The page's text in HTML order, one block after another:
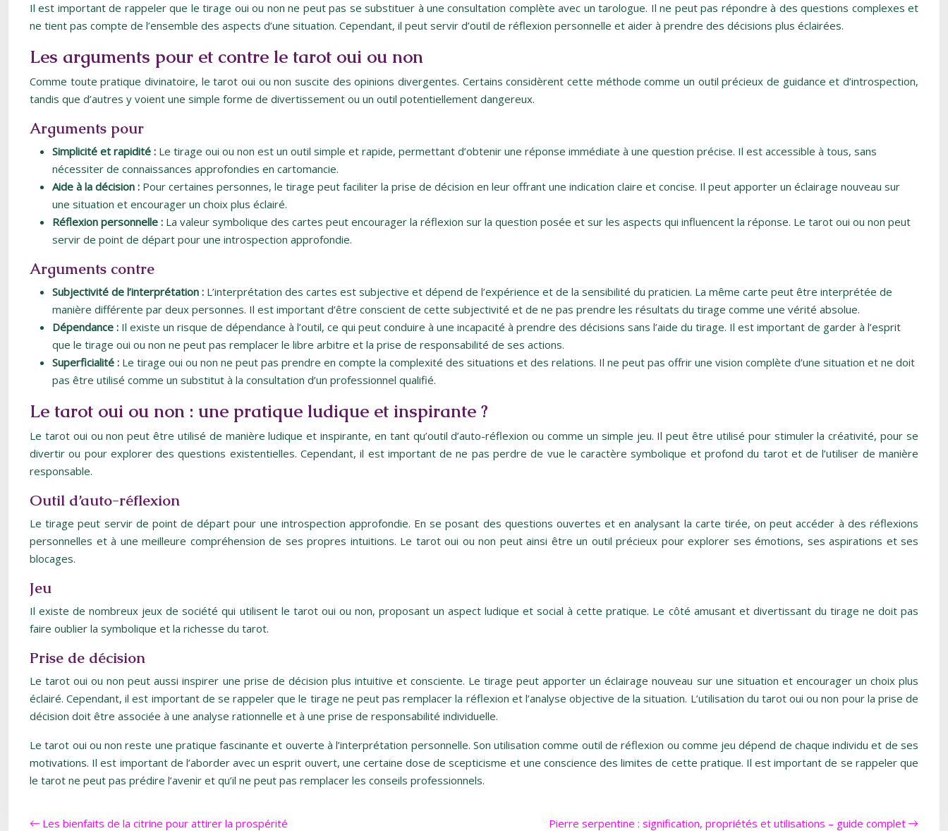
Il est important de rappeler que le tirage oui ou non ne peut pas se substituer à une consultation complète avec un tarologue. Il ne peut pas répondre à des questions complexes et
ne tient pas compte de l’ensemble des aspects d’une situation. Cependant, il peut servir d’outil de réflexion personnelle et aider à prendre des décisions plus éclairées.
Les arguments pour et contre le tarot oui ou non
Comme toute pratique divinatoire, le tarot oui ou non suscite des opinions divergentes. Certains considèrent cette méthode comme un outil précieux de guidance et d’introspection,
tandis que d’autres y voient une simple forme de divertissement ou un outil potentiellement dangereux.
Arguments pour
Simplicité et rapidité : Le tirage oui ou non est un outil simple et rapide, permettant d’obtenir une réponse immédiate à une question précise. Il est accessible à tous, sans
nécessiter de connaissances approfondies en cartomancie.
Aide à la décision : Pour certaines personnes, le tirage peut faciliter la prise de décision en leur offrant une indication claire et concise. Il peut apporter un éclairage nouveau sur
une situation et encourager un choix plus éclairé.
Réflexion personnelle : La valeur symbolique des cartes peut encourager la réflexion sur la question posée et sur les aspects qui influencent la réponse. Le tarot oui ou non peut
servir de point de départ pour une introspection approfondie.
Arguments contre
Subjectivité de l’interprétation : L’interprétation des cartes est subjective et dépend de l’expérience et de la sensibilité du praticien. La même carte peut être interprétée de
manière différente par deux personnes. Il est important d’être conscient de cette subjectivité et de ne pas prendre les résultats du tirage comme une vérité absolue.
Dépendance : Il existe un risque de dépendance à l’outil, ce qui peut conduire à une incapacité à prendre des décisions sans l’aide du tirage. Il est important de garder à l’esprit
que le tirage oui ou non ne peut pas remplacer le libre arbitre et la prise de responsabilité de ses actions.
Superficialité : Le tirage oui ou non ne peut pas prendre en compte la complexité des situations et des relations. Il ne peut pas offrir une vision complète d’une situation et ne doit
pas être utilisé comme un substitut à la consultation d’un professionnel qualifié.
Le tarot oui ou non : une pratique ludique et inspirante ?
Le tarot oui ou non peut être utilisé de manière ludique et inspirante, en tant qu’outil d’auto-réflexion ou comme un simple jeu. Il peut être utilisé pour stimuler la créativité, pour se
divertir ou pour explorer des questions existentielles. Cependant, il est important de ne pas perdre de vue le caractère symbolique et profond du tarot et de l’utiliser de manière
responsable.
Outil d’auto-réflexion
Le tirage peut servir de point de départ pour une introspection approfondie. En se posant des questions ouvertes et en analysant la carte tirée, on peut accéder à des réflexions
personnelles et à une meilleure compréhension de ses propres intuitions. Le tarot oui ou non peut ainsi être un outil précieux pour explorer ses émotions, ses aspirations et ses
blocages.
Jeu
Il existe de nombreux jeux de société qui utilisent le tarot oui ou non, proposant un aspect ludique et social à cette pratique. Le côté amusant et divertissant du tirage ne doit pas
faire oublier la symbolique et la richesse du tarot.
Prise de décision
Le tarot oui ou non peut aussi inspirer une prise de décision plus intuitive et consciente. Le tirage peut apporter un éclairage nouveau sur une situation et encourager un choix plus
éclairé. Cependant, il est important de se rappeler que le tirage ne peut pas remplacer la réflexion et l’analyse objective de la situation. L’utilisation du tarot oui ou non pour la prise de
décision doit être associée à une analyse rationnelle et à une prise de responsabilité individuelle.
Le tarot oui ou non reste une pratique fascinante et ouverte à l’interprétation personnelle. Son utilisation comme outil de réflexion ou comme jeu dépend de chaque individu et de ses
motivations. Il est important de l’aborder avec un esprit ouvert, une certaine dose de scepticisme et une conscience des limites de cette pratique. Il est important de se rappeler que
le tarot ne peut pas prédire l’avenir et qu’il ne peut pas remplacer les conseils professionnels.
Les bienfaits de la citrine pour attirer la prospérité Pierre serpentine : signification, propriétés et utilisations – guide complet